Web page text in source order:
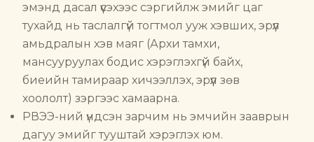
эмэнд дасал үүсэхээс сэргийлж эмийг цаг
тухайд нь таслалгүй тогтмол ууж хэвших, эрүүл
амьдралын хэв маяг (Архи тамхи,
мансууруулах бодис хэрэглэхгүй байх,
биеийн тамираар хичээллэх, эрүүл зөв
хоололт) зэргээс хамаарна.
РВЭЭ-ний үндсэн зарчим нь эмчийн зааврын
дагуу эмийг тууштай хэрэглэх юм.